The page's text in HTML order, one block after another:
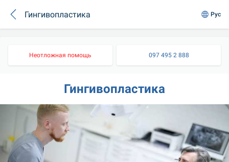
Гингивопластика Рус
Неотложная помощь 097 495 2 888
Гингивопластика